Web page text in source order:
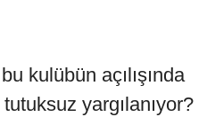
kulübün açılışında
yargılanıyor?